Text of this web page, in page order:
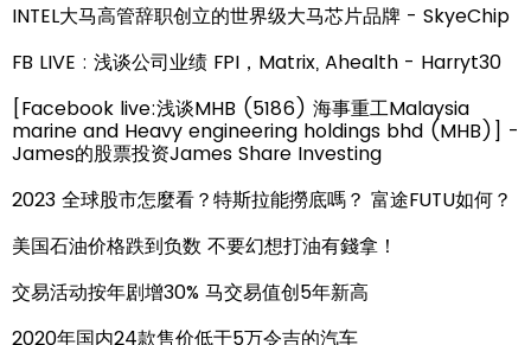
INTEL大马高管辞职创立的世界级大马芯片品牌 - SkyeChip
FB LIVE : 浅谈公司业绩 FPI，Matrix, Ahealth - Harryt30
[Facebook live:浅谈MHB (5186) 海事重工Malaysia
marine and Heavy engineering holdings bhd (MHB)] -
James的股票投资James Share Investing
2023 全球股市怎麼看？特斯拉能撈底嗎？ 富途FUTU如何？
美国石油价格跌到负数 不要幻想打油有錢拿！
交易活动按年剧增30% 马交易值创5年新高
2020年国内24款售价低于5万令吉的汽车